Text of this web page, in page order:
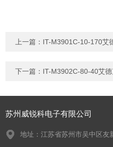
上一篇： IT-M3901C-10-170艾
下一篇： IT-M3902C-80-40艾
苏州威锐科电子有限公司
地址：江苏省苏州市吴中区友